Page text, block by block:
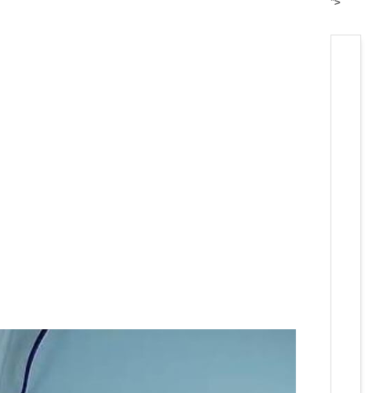
”>